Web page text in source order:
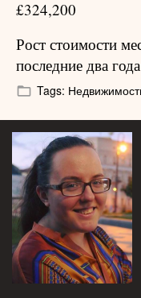
£324,200
Рост стоимости
последние два
Tags: